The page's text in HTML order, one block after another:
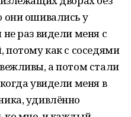
они ошивались у
раз видели меня с
потому как с соседями
а потом стали
увидели меня в
удивлённо